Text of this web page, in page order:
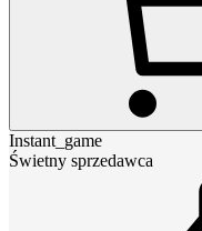
Instant_game
Świetny sprzedawca